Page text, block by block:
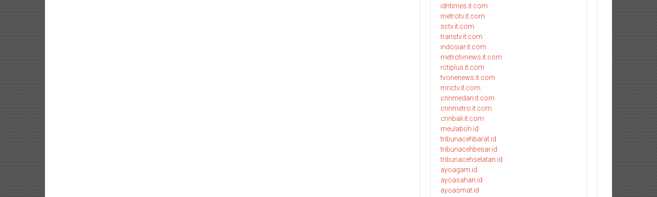
idntimes.it.com
metrotv.it.com
sctv.it.com
transtv.it.com
indosiar.it.com
metrotvnews.it.com
rctiplus.it.com
tvonenews.it.com
mnctv.it.com
cnnmedan.it.com
cnnmetro.it.com
cnnbali.it.com
meulaboh.id
tribunacehbarat.id
tribunacehbesar.id
tribunacehselatan.id
ayoagam.id
ayoasahan.id
ayoasmat.id